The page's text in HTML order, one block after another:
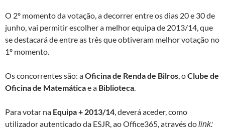
O 2º momento da votação, a decorrer entre os dias 20 e 30 de
junho, vai permitir escolher a melhor equipa de 2013/14, que
se destacará de entre as três que obtiveram melhor votação no
1º momento.
Os concorrentes são: aOficina de Renda de Bilros, oClube de
Oficina de Matemáticae a Biblioteca.
Para votar na Equipa + 2013/14, deverá aceder, como
utilizador autenticado da ESJR, ao Office365, através dolink: